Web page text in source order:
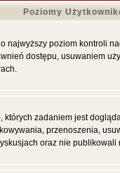
Poziomy
najwyższy poziom kontroli
dostępu, usuwaniem
których zadaniem jest
przenoszenia,
oraz nie publikowali